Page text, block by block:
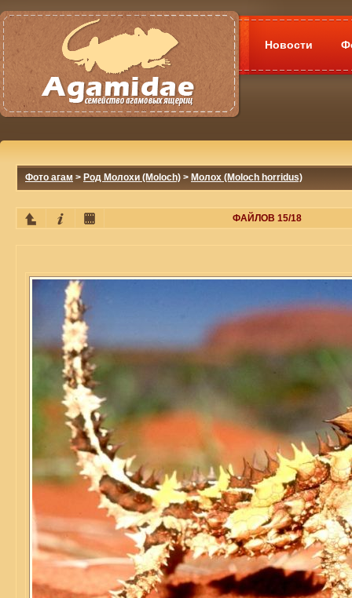
Новости
Фото агам > Род Молохи (Moloch) > Молох (Moloch horridus)
ФАЙЛОВ 15/18